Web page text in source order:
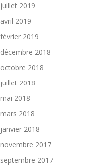
juillet 2019
avril 2019
février 2019
décembre 2018
octobre 2018
juillet 2018
mai 2018
mars 2018
janvier 2018
novembre 2017
septembre 2017